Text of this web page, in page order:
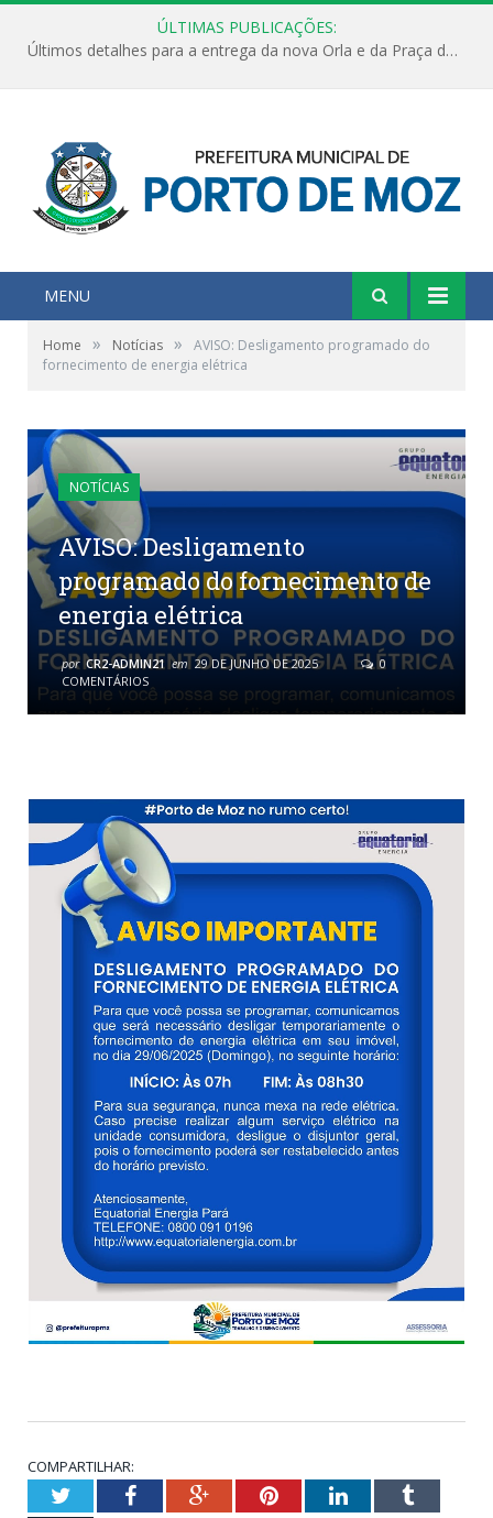
ÚLTIMAS PUBLICAÇÕES:
Últimos detalhes para a entrega da nova Orla e da Praça do Praião
MENU
Home » Notícias »
AVISO: Desligamento programado do
fornecimento de energia elétrica
NOTÍCIAS
AVISO: Desligamento
programado do fornecimento de
energia elétrica
por CR2-ADMIN21 em 29 DE JUNHO DE 2025
0
COMENTÁRIOS
COMPARTILHAR:
TwitterFacebookGoogle+PinterestLinkedInTumblr